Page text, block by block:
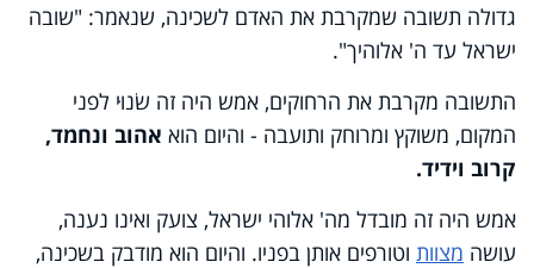
גדולה תשובה שמקרבת את האדם לשכינה, שנאמר: "שובה
ישראל עד ה' אלוהיך".
התשובה מקרבת את הרחוקים, אמש היה זה שׂנוּי לפני
המקום, משוקץ ומרוחק ותועבה - והיום הוא אהוב ונחמד,
קרוב וידיד.
אמש היה זה מובדל מה' אלוהי ישראל, צועק ואינו נענה,
עושה מצוות וטורפים אותן בפניו. והיום הוא מודבק בשכינה,